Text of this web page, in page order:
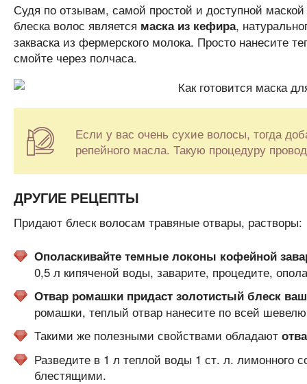
Судя по отзывам, самой простой и доступной
блеска волос является маска из кефира,
закваска из фермерского молока. Просто нанесите
смойте через полчаса.
Если у вас очень сухие волосы, тогда
репейного масла. Такую процедуру
ДРУГИЕ РЕЦЕПТЫ
Придают блеск волосам травяные отвары, растворы:
Ополаскивайте темные локоны кофейной
0,5 л кипяченой воды, заварите, процедите,
Отвар ромашки придаст золотистый блеск
ромашки, теплый отвар нанесите по всей
Такими же полезными свойствами обладают
Разведите в 1 л теплой воды 1 ст. л. лимонного
блестящими.